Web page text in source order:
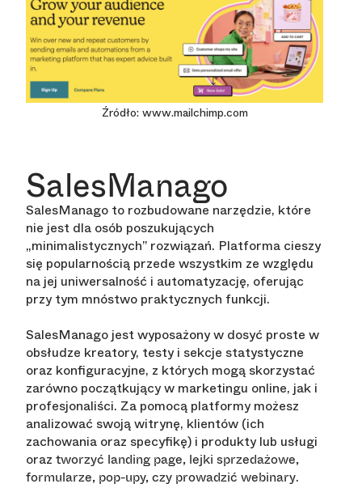
Źródło: www.mailchimp.com
SalesManago
SalesManago to rozbudowane narzędzie, które
nie jest dla osób poszukujących
„minimalistycznych” rozwiązań. Platforma cieszy
się popularnością przede wszystkim ze względu
na jej uniwersalność i automatyzację, oferując
przy tym mnóstwo praktycznych funkcji.
SalesManago jest wyposażony w dosyć proste w
obsłudze kreatory, testy i sekcje statystyczne
oraz konfiguracyjne, z których mogą skorzystać
zarówno początkujący w marketingu online, jak i
profesjonaliści. Za pomocą platformy możesz
analizować swoją witrynę, klientów (ich
zachowania oraz specyfikę) i produkty lub usługi
oraz tworzyć landing page, lejki sprzedażowe,
formularze, pop-upy, czy prowadzić webinary.